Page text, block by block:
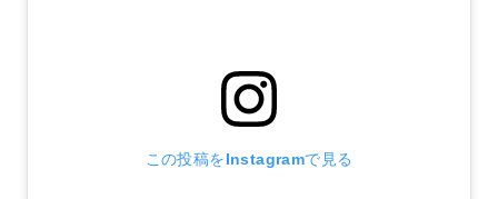
この投稿をInstagramで見る